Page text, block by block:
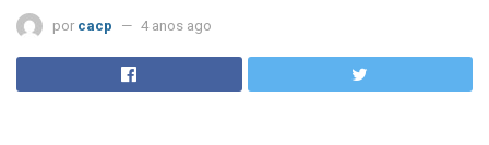
por cacp 4 anos ago